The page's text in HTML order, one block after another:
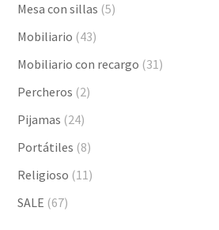
Mesa con sillas (5)
Mobiliario (43)
Mobiliario con recargo (31)
Percheros (2)
Pijamas (24)
Portátiles (8)
Religioso (11)
SALE (67)